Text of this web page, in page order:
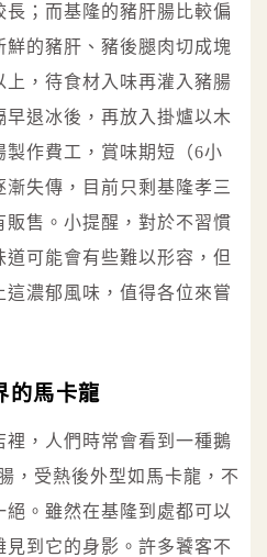
；而基隆的豬肝腸比較偏
的豬肝、豬後腿肉切成塊
，待食材入味再灌入豬腸
退冰後，再放入掛爐以木
作費工，賞味期短（6小
失傳，目前只剩基隆孝三
售。小提醒，對於不習慣
可能會有些難以形容，但
濃郁風味，值得各位來嘗
的馬卡龍
，人們時常會看到一種鵝
，受熱後外型如馬卡龍，不
。雖然在基隆到處都可以
到它的身影。許多饕客不